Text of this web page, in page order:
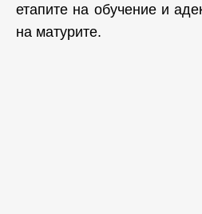
етапите на обучение и
на матурите.